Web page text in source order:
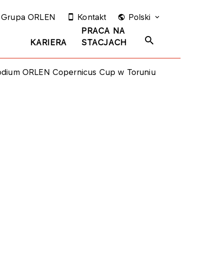
KARIERA
PRACA NA
STACJACH
Grupa ORLEN Kontakt Polski
ORLEN Copernicus Cup w Toruniu